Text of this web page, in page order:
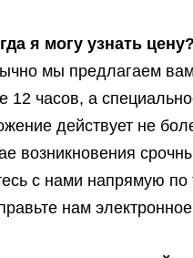
я могу узнать цену?
мы предлагаем
12 часов, а
действует не
возникновения
с нами напрямую по
нам